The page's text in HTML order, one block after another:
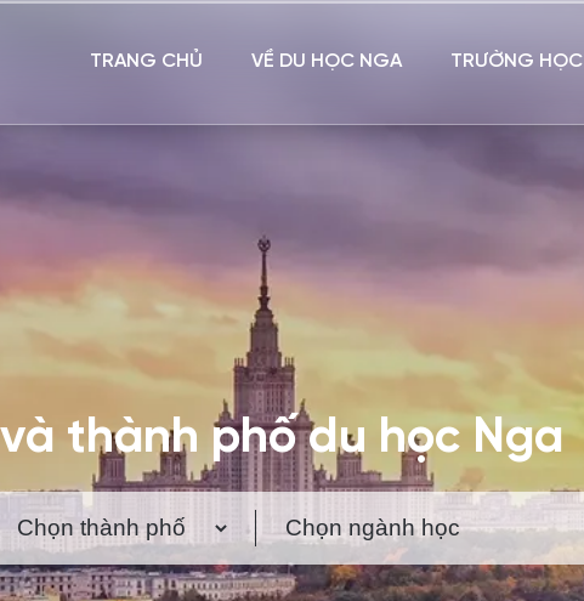
TRANG CHỦ VỀ DU HỌC NGA TRƯỜNG HỌC
thành phố du học Nga